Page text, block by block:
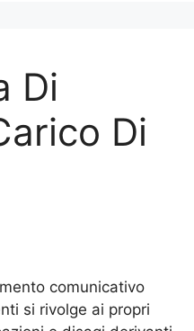
Di
Di
comunicativo
si rivolge ai propri